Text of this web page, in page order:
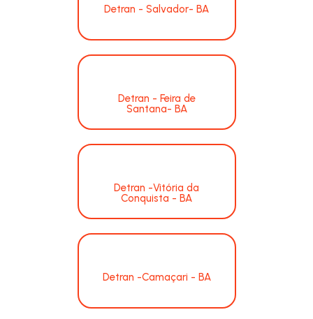
Detran - Salvador- BA
Detran - Feira de
Santana- BA
Detran -Vitória da
Conquista - BA
Detran -Camaçari - BA